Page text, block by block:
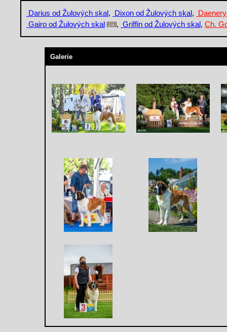
Darius od Žulových skal, Dixon od Žulových skal,
Gairo od Žulových skal
, Griffin od Žulových skal, Ch.
Galerie